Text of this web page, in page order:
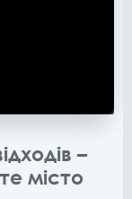
–
місто